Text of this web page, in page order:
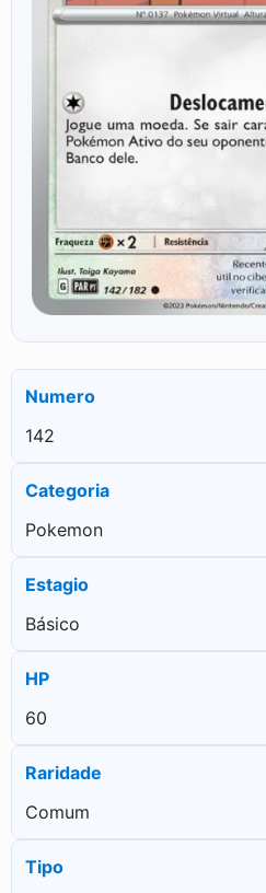
Numero
142
Categoria
Pokemon
Estagio
Básico
HP
60
Raridade
Comum
Tipo